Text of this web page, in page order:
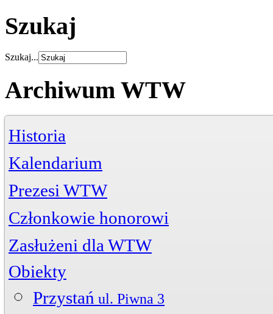
Szukaj
Szukaj...
Archiwum WTW
Historia
Kalendarium
Prezesi WTW
Członkowie honorowi
Zasłużeni dla WTW
Życiorys
Artykuły
Zdjęcia
Wiktor Szelągowski
Zasłużeni członkowie
Obiekty
Przystań ul. Piwna 3